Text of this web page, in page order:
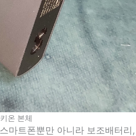
온 본체
마트폰뿐만 아니라 보조배터리